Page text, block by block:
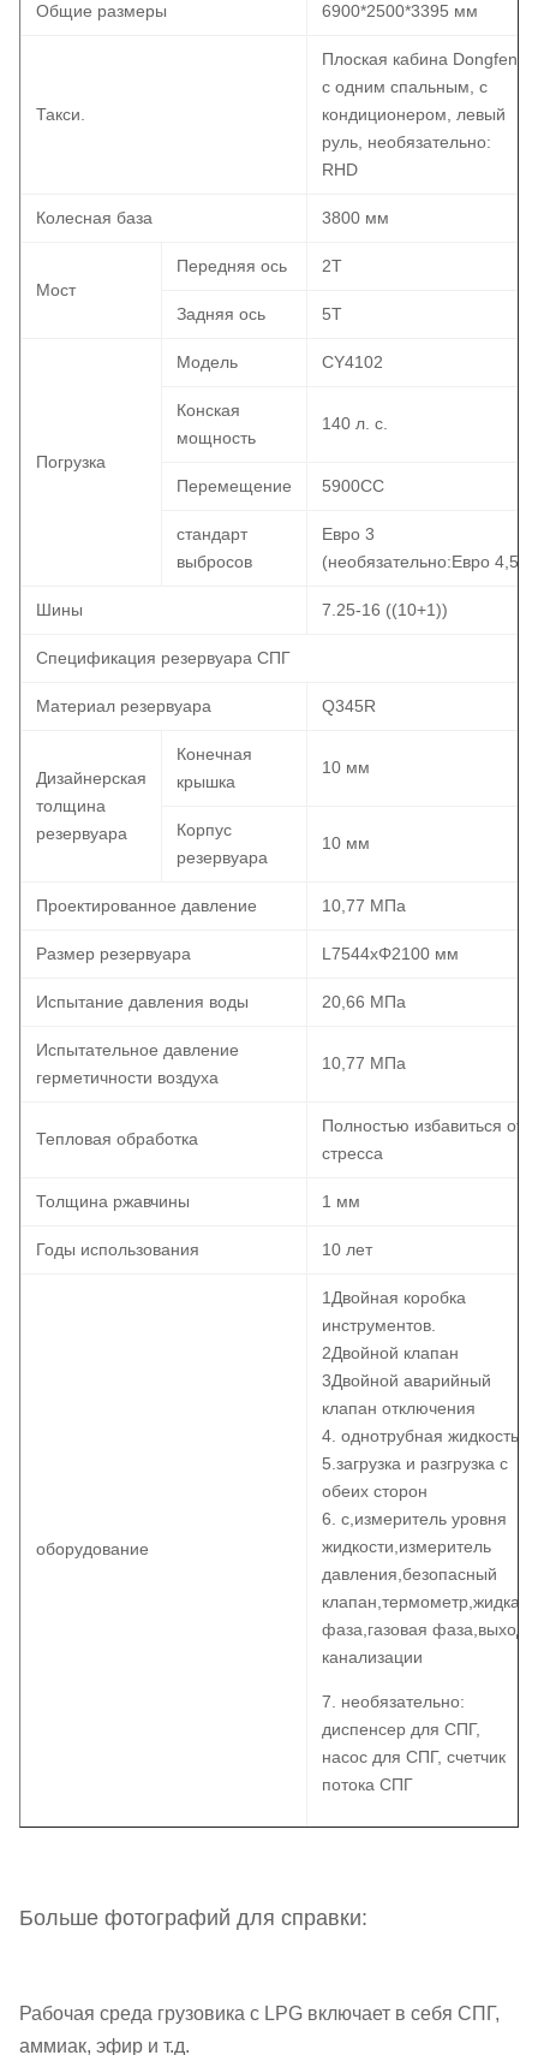
Общие размеры 6900*2500*3395 мм
Такси.
Плоская кабина Dongfeng
с одним спальным, с
кондиционером, левый
руль, необязательно:
RHD
Колесная база 3800 мм
Мост
Передняя ось 2Т
Задняя ось 5T
Погрузка
Модель CY4102
Конская
мощность
140 л. с.
Перемещение 5900CC
стандарт
выбросов
Евро 3
(необязательно:Евро 4,5)
Шины 7.25-16 ((10+1))
Спецификация резервуара СПГ
Материал резервуара Q345R
Дизайнерская
толщина
резервуара
Конечная
крышка
10 мм
Корпус
резервуара
10 мм
Проектированное давление 10,77 МПа
Размер резервуара L7544xΦ2100 мм
Испытание давления воды 20,66 МПа
Испытательное давление
герметичности воздуха
10,77 МПа
Тепловая обработка
Полностью избавиться от
стресса
Толщина ржавчины 1 мм
Годы использования 10 лет
оборудование
1Двойная коробка
инструментов.
2Двойной клапан
3Двойной аварийный
клапан отключения
4. однотрубная жидкость
5.загрузка и разгрузка с
обеих сторон
6. с,измеритель уровня
жидкости,измеритель
давления,безопасный
клапан,термометр,жидкая
фаза,газовая фаза,выход
канализации
7. необязательно:
диспенсер для СПГ,
насос для СПГ, счетчик
потока СПГ
Больше фотографий для справки:
Рабочая среда грузовика с LPG включает в себя СПГ,
аммиак, эфир и т.д.